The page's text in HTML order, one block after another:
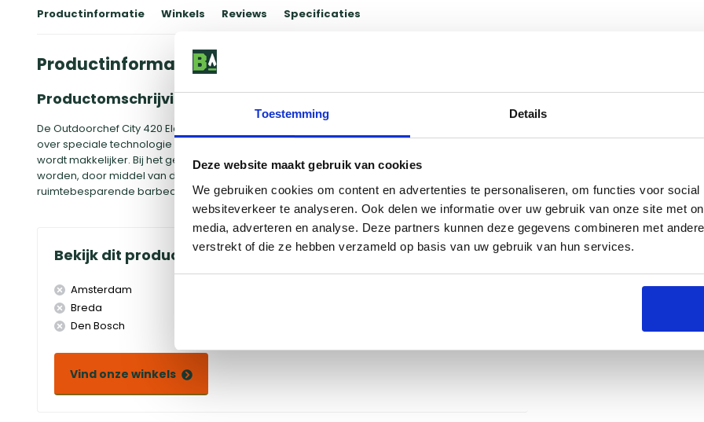
Toestemming Details
Deze website maakt gebruik van cookies
We gebruiken cookies om content en advertenties te personaliseren, om functies voor
websiteverkeer te analyseren. Ook delen we informatie over uw gebruik van onze site met
media, adverteren en analyse. Deze partners kunnen deze gegevens combineren met
verstrekt of die ze hebben verzameld op basis van uw gebruik van hun services.
Productinformatie Winkels Reviews Specificaties
Productinformatie
Productomschrijving
De Outdoorchef City 420 Electro is een multifunctionele electrische kogelbarbecue. De City 420 Electro beschikt
over speciale technologie waarmee warmte en luchtstromen optimaal worden gebruikt. Koken, stoven en grillen
wordt makkelijker. Bij het gebruik van de Outdoorchef City 420 Electro kan er op lage temperatuur gebarbecued
worden, door middel van de warmteregelaar. De City Electro 420 heeft een praktische werkhoogte en is een
ruimtebesparende barbecue.
Bekijk dit product in onze winkels
Amsterdam
Breda
Den Bosch
Vind onze winkels